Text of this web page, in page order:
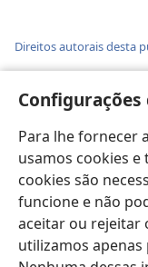
Para lhe fornecer
usamos cookies e
cookies são
funcione e não
aceitar ou rejeitar
utilizamos
Direitos autorais desta
Copyright©2026Watch
Pennsylvania.
TERMOS DE USO|
DE PRIVACIDADE